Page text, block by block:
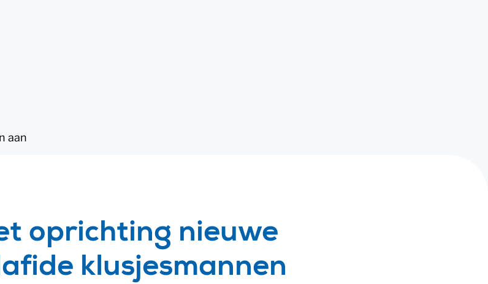
aan
oprichting nieuwe
klusjesmannen